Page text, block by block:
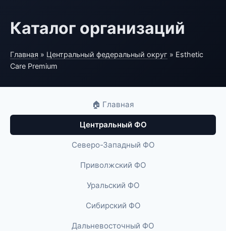
Каталог организаций
Главная » Центральный федеральный округ » Esthetic
Care Premium
🏠 Главная
Центральный ФО
Северо-Западный ФО
Приволжский ФО
Уральский ФО
Сибирский ФО
Дальневосточный ФО